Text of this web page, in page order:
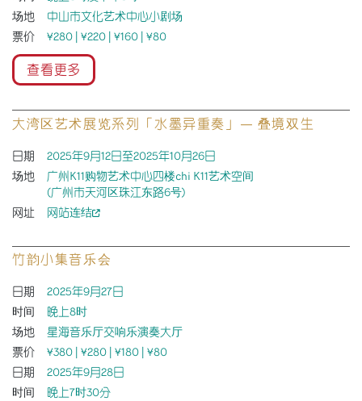
场地
中山市文化艺术中心小剧场
票价
¥280 | ¥220 | ¥160 | ¥80
查看更多
大湾区艺术展览系列「水墨异重奏」— 叠境双生
日期
2025年9月12日至2025年10月26日
场地
广州K11购物艺术中心四楼chi K11艺术空间
(广州市天河区珠江东路6号)
网址
网站连结
竹韵小集音乐会
日期
2025年9月27日
时间
晚上8时
场地
星海音乐厅交响乐演奏大厅
票价
¥380 | ¥280 | ¥180 | ¥80
日期
2025年9月28日
时间
晚上7时30分